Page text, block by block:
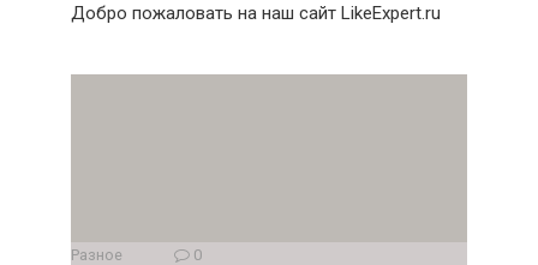
Добро пожаловать на наш сайт LikeExpert.ru
Разное 0